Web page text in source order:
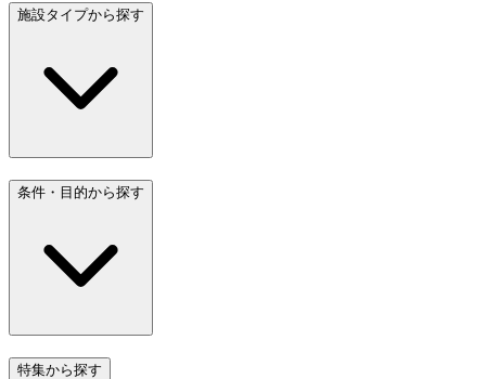
施設タイプから探す
条件・目的から探す
特集から探す